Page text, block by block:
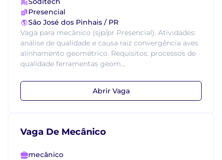
Presencial
São José dos Pinhais / PR
Vaga para mecânico (sjp/pr Presencial). Atividades:
análise de qualidade e causa raiz convergência aves
alinhamento geométrico. Requisitos: processos de
qualidade ferramentas geom...
Abrir Vaga
Vaga De Mecânico
mecânico